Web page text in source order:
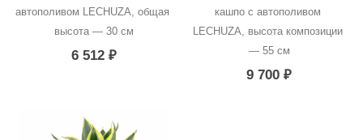
автополивом LECHUZA, общая
высота — 30 см
6 512 ₽
кашпо с автополивом
LECHUZA, высота композиции
— 55 см
9 700₽